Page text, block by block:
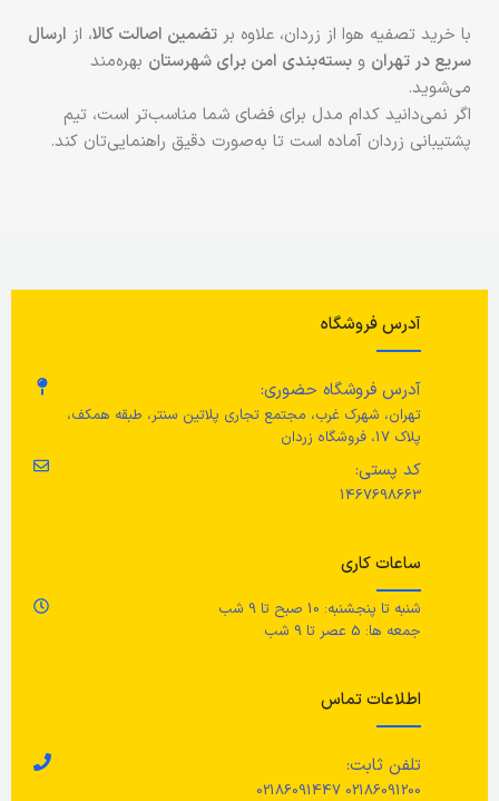
با خرید تصفیه هوا از زردان، علاوه بر تضمین اصالت کالا، از ارسال
سریع در تهران و بسته‌بندی امن برای شهرستان بهره‌مند
می‌شوید.
اگر نمی‌دانید کدام مدل برای فضای شما مناسب‌تر است، تیم
پشتیبانی زردان آماده است تا به‌صورت دقیق راهنمایی‌تان کند.
آدرس فروشگاه
آدرس فروشگاه حضوری:
تهران، شهرک غرب، مجتمع تجاری پلاتین سنتر، طبقه همکف،
پلاک 17، فروشگاه زردان
کد پستی:
1467698663
ساعات کاری
شنبه تا پنجشنبه: 10 صبح تا 9 شب
جمعه ها: 5 عصر تا 9 شب
اطلاعات تماس
تلفن ثابت:
02186091200 02186091447